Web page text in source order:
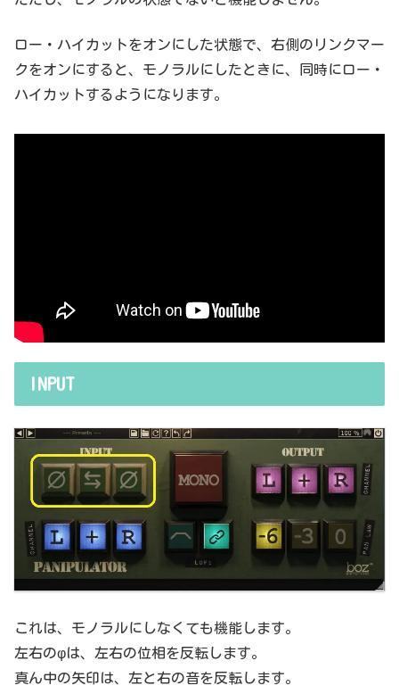
ロー・ハイカットをオンにした状態で、右側のリンクマー
クをオンにすると、モノラルにしたときに、同時にロー・
ハイカットするようになります。
INPUT
これは、モノラルにしなくても機能します。
左右のφは、左右の位相を反転します。
真ん中の矢印は、左と右の音を反転します。